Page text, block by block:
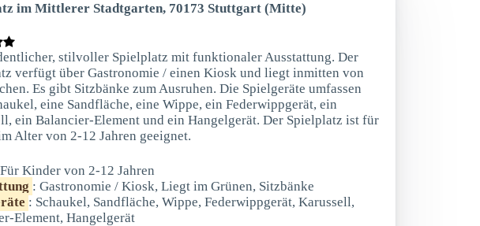
im Mittlerer Stadtgarten, 70173 Stuttgart (Mitte)
stilvoller Spielplatz mit funktionaler Ausstattung. Der
verfügt über Gastronomie / einen Kiosk und liegt inmitten von
Es gibt Sitzbänke zum Ausruhen. Die Spielgeräte umfassen
eine Sandfläche, eine Wippe, ein Federwippgerät, ein
ein Balancier-Element und ein Hangelgerät. Der Spielplatz ist für
Alter von 2-12 Jahren geeignet.
Kinder von 2-12 Jahren
: Gastronomie / Kiosk, Liegt im Grünen, Sitzbänke
: Schaukel, Sandfläche, Wippe, Federwippgerät, Karussell,
Element, Hangelgerät